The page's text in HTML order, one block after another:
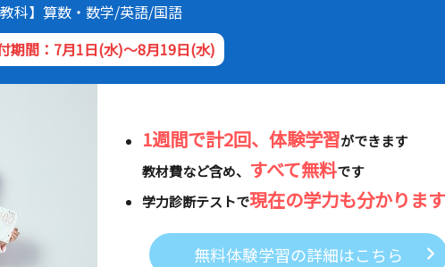
教科】算数・数学/英語/国語
期間：7月1日(水)～8月19日(水)
1週間で計2回、体験学習ができます
教材費など含め、 すべて無料です
学力診断テストで現在の学力も分かります
無料体験学習の詳細はこちら